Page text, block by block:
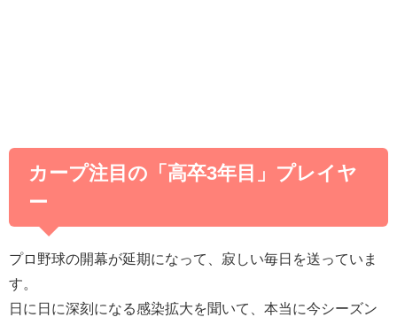
カープ注目の「高卒3年目」プレイヤ
ー
プロ野球の開幕が延期になって、寂しい毎日を送っていま
す。
日に日に深刻になる感染拡大を聞いて、本当に今シーズン